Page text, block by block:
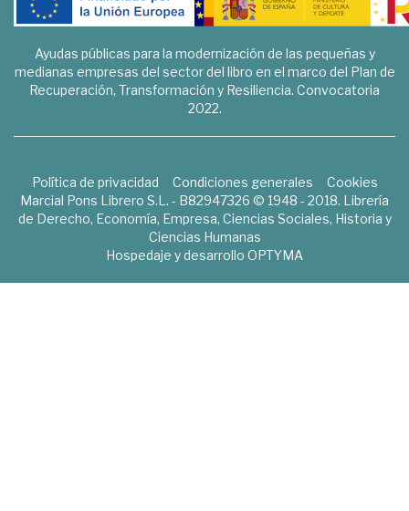
Ayudas públicas para la modernización de las pequeñas y
medianas empresas del sector del libro en el marco del Plan de
Recuperación, Transformación y Resiliencia. Convocatoria
2022.
Política de privacidad Condiciones generales
Cookies
Marcial Pons Librero S.L. - B82947326 © 1948 - 2018. Librería
de Derecho, Economía, Empresa, Ciencias Sociales, Historia y
Ciencias Humanas
Hospedaje y desarrollo OPTYMA